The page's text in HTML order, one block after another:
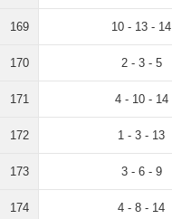
169 10 - 13 - 14
170 2 - 3 - 5
171 4 - 10 - 14
172 1 - 3 - 13
173 3 - 6 - 9
174 4 - 8 - 14